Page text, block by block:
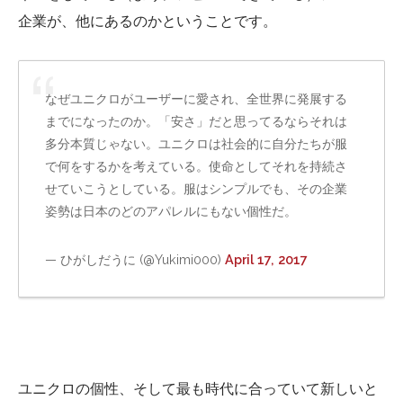
企業が、他にあるのかということです。
なぜユニクロがユーザーに愛され、全世界に発展する
までになったのか。「安さ」だと思ってるならそれは
多分本質じゃない。ユニクロは社会的に自分たちが服
で何をするかを考えている。使命としてそれを持続さ
せていこうとしている。服はシンプルでも、その企業
姿勢は日本のどのアパレルにもない個性だ。
— ひがしだうに (@Yukimi000) April 17, 2017
ユニクロの個性、そして最も時代に合っていて新しいと